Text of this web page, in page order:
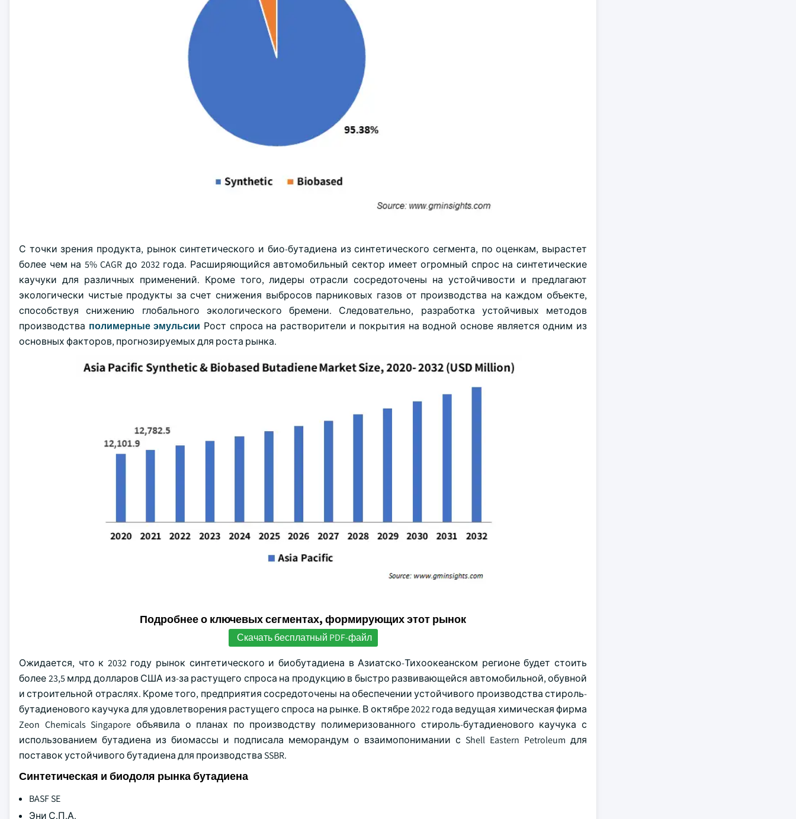
С точки зрения продукта, рынок синтетического и био-бутадиена из синтетического сегмента, по оценкам, вырастет
более чем на 5% CAGR до 2032 года. Расширяющийся автомобильный сектор имеет огромный спрос на синтетические
каучуки для различных применений. Кроме того, лидеры отрасли сосредоточены на устойчивости и предлагают
экологически чистые продукты за счет снижения выбросов парниковых газов от производства на каждом объекте,
способствуя снижению глобального экологического бремени. Следовательно, разработка устойчивых методов
производства полимерные эмульсии Рост спроса на растворители и покрытия на водной основе является одним из
основных факторов, прогнозируемых для роста рынка.
Подробнее о ключевых сегментах, формирующих этот рынок
Скачать бесплатный PDF-файл
Ожидается, что к 2032 году рынок синтетического и биобутадиена в Азиатско-Тихоокеанском регионе будет стоить
более 23,5 млрд долларов США из-за растущего спроса на продукцию в быстро развивающейся автомобильной, обувной
и строительной отраслях. Кроме того, предприятия сосредоточены на обеспечении устойчивого производства стироль-
бутадиенового каучука для удовлетворения растущего спроса на рынке. В октябре 2022 года ведущая химическая фирма
Zeon Chemicals Singapore объявила о планах по производству полимеризованного стироль-бутадиенового каучука с
использованием бутадиена из биомассы и подписала меморандум о взаимопонимании с Shell Eastern Petroleum для
поставок устойчивого бутадиена для производства SSBR.
Синтетическая и биодоля рынка бутадиена
BASF SE
Эни С.П.А.